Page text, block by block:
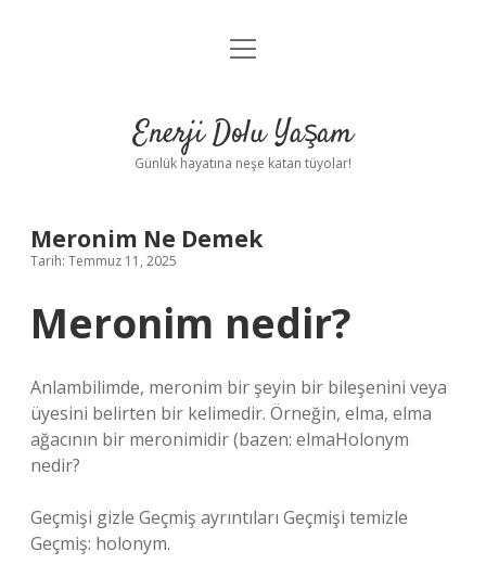
Anasayfa
Yasal Uyarı
menüyü
Enerji Dolu Yaşam
Günlük hayatına neşe katan tüyolar!
Meronim Ne Demek
Tarih: Temmuz 11, 2025
Meronim nedir?
Anlambilimde, meronim bir şeyin bir bileşenini veya
üyesini belirten bir kelimedir. Örneğin, elma, elma
ağacının bir meronimidir (bazen: elmaHolonym
nedir?
Geçmişi gizle Geçmiş ayrıntıları Geçmişi temizle
Geçmiş: holonym.